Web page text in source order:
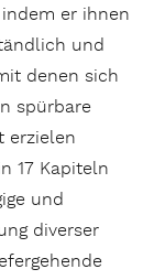
er ihnen
und
denen sich
spürbare
erzielen
17 Kapiteln
und
diverser